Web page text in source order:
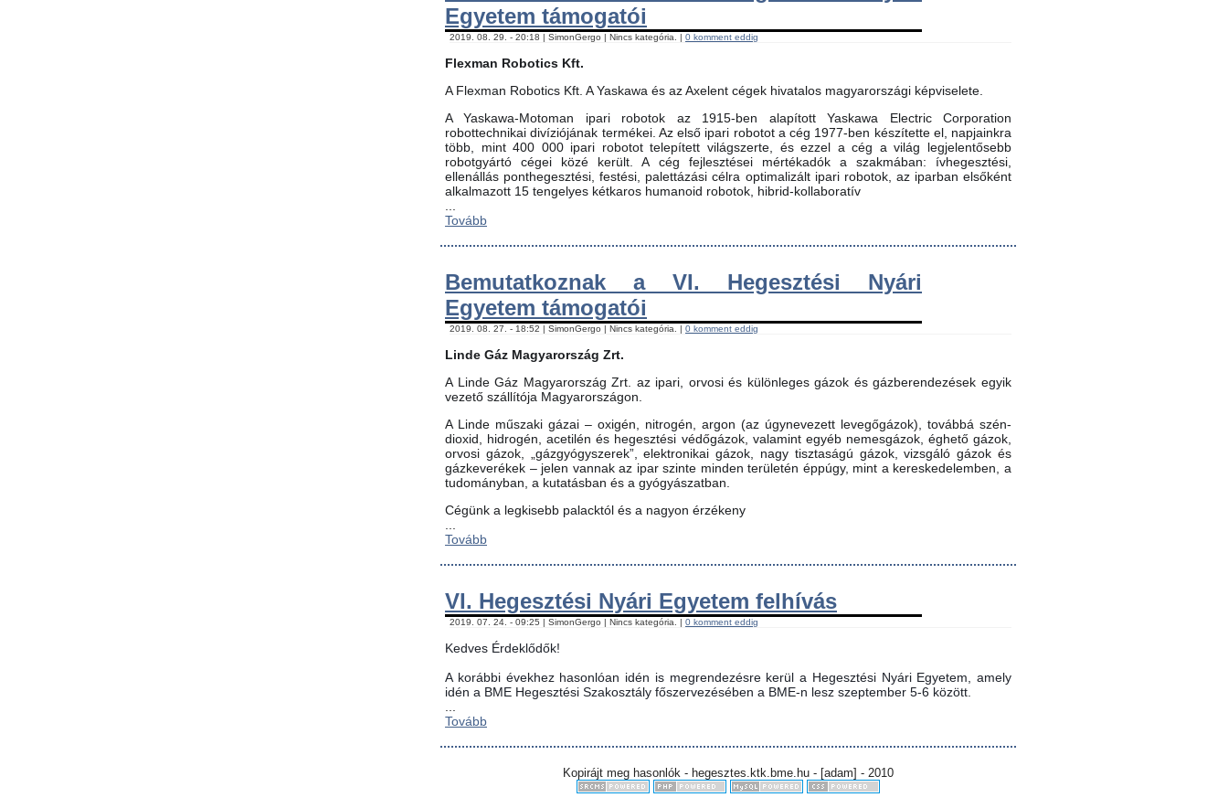
Egyetem támogatói
2019. 08. 29. - 20:18 | SimonGergo | Nincs kategória. | 0 komment eddig
Flexman Robotics Kft.
A Flexman Robotics Kft. A Yaskawa és az Axelent cégek hivatalos magyarországi képviselete.
A Yaskawa-Motoman ipari robotok az 1915-ben alapított Yaskawa Electric Corporation
robottechnikai divíziójának termékei. Az első ipari robotot a cég 1977-ben készítette el, napjainkra
több, mint 400 000 ipari robotot telepített világszerte, és ezzel a cég a világ legjelentősebb
robotgyártó cégei közé került. A cég fejlesztései mértékadók a szakmában: ívhegesztési,
ellenállás ponthegesztési, festési, palettázási célra optimalizált ipari robotok, az iparban elsőként
alkalmazott 15 tengelyes kétkaros humanoid robotok, hibrid-kollaboratív
Tovább
Bemutatkoznak a VI. Hegesztési Nyári
Egyetem támogatói
2019. 08. 27. - 18:52 | SimonGergo | Nincs kategória. | 0 komment eddig
Linde Gáz Magyarország Zrt.
A Linde Gáz Magyarország Zrt. az ipari, orvosi és különleges gázok és gázberendezések egyik
vezető szállítója Magyarországon.
A Linde műszaki gázai – oxigén, nitrogén, argon (az úgynevezett levegőgázok), továbbá szén-
dioxid, hidrogén, acetilén és hegesztési védőgázok, valamint egyéb nemesgázok, éghető gázok,
orvosi gázok, „gázgyógyszerek”, elektronikai gázok, nagy tisztaságú gázok, vizsgáló gázok és
gázkeverékek – jelen vannak az ipar szinte minden területén éppúgy, mint a kereskedelemben, a
tudományban, a kutatásban és a gyógyászatban.
Cégünk a legkisebb palacktól és a nagyon érzékeny
Tovább
VI. Hegesztési Nyári Egyetem felhívás
2019. 07. 24. - 09:25 | SimonGergo | Nincs kategória. | 0 komment eddig
Kedves Érdeklődők!
A korábbi évekhez hasonlóan idén is megrendezésre kerül a Hegesztési Nyári Egyetem, amely
idén a BME Hegesztési Szakosztály főszervezésében a BME-n lesz szeptember 5-6 között.
Tovább
Kopirájt meg hasonlók - hegesztes.ktk.bme.hu - [adam] - 2010